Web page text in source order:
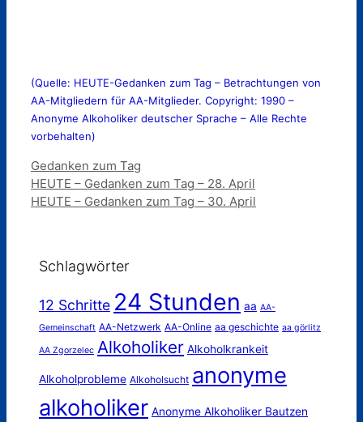
(Quelle: HEUTE-Gedanken zum Tag – Betrachtungen von
AA-Mitgliedern für AA-Mitglieder. Copyright: 1990 –
Anonyme Alkoholiker deutscher Sprache – Alle Rechte
vorbehalten)
Kategorien
Gedanken zum Tag
HEUTE – Gedanken zum Tag – 28. April
HEUTE – Gedanken zum Tag – 30. April
Schlagwörter
12 Schritte 24 Stunden aa AA-
Gemeinschaft AA-Netzwerk AA-Online aa geschichte aa görlitz
AA Zgorzelec Alkoholiker Alkoholkrankeit
Alkoholprobleme Alkoholsucht anonyme
alkoholiker Anonyme Alkoholiker Bautzen